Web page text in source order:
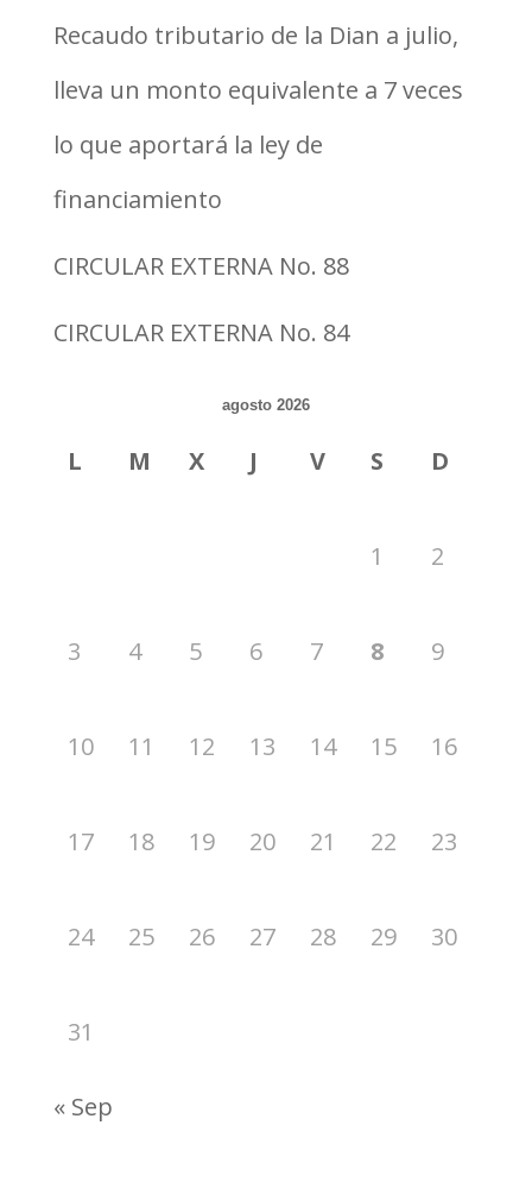
Recaudo tributario de la Dian a julio,
lleva un monto equivalente a 7 veces
lo que aportará la ley de
financiamiento
CIRCULAR EXTERNA No. 88
CIRCULAR EXTERNA No. 84
agosto 2026
L M X J V S D
1 2
3 4 5 6 7 8 9
10 11 12 13 14 15 16
17 18 19 20 21 22 23
24 25 26 27 28 29 30
31
« Sep